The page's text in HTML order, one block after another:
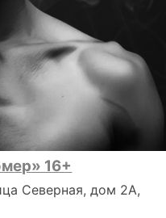
16+
Северная, дом 2А,